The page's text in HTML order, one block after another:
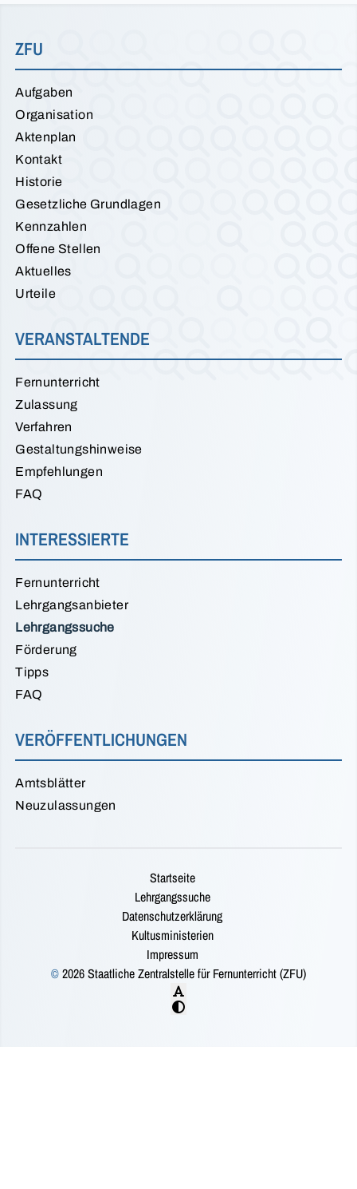
ZFU
Aufgaben
Organisation
Aktenplan
Kontakt
Historie
Gesetzliche Grundlagen
Kennzahlen
Offene Stellen
Aktuelles
Urteile
VERANSTALTENDE
Fernunterricht
Zulassung
Verfahren
Gestaltungshinweise
Empfehlungen
FAQ
INTERESSIERTE
Fernunterricht
Lehrgangsanbieter
Lehrgangssuche
Förderung
Tipps
FAQ
VERÖFFENTLICHUNGEN
Amtsblätter
Neuzulassungen
Startseite
Lehrgangssuche
Datenschutzerklärung
Kultusministerien
Impressum
©2026 Staatliche Zentralstelle für Fernunterricht (ZFU)